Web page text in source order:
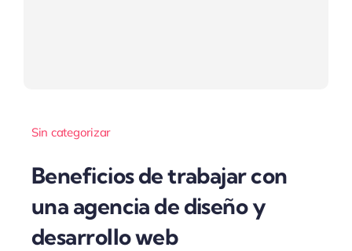
Sin categorizar
Beneficios de trabajar con
una agencia de diseño y
desarrollo web